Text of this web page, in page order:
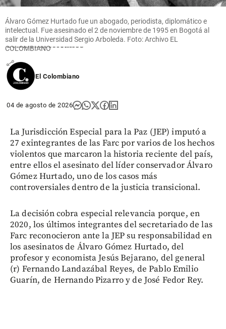
alto a dueña de las
vallas: María
Fernanda Murillo
hizo historia en
Centroamericanos
share
Álvaro Gómez Hurtado fue un abogado, periodista, diplomático e
intelectual. Fue asesinado el 2 de noviembre de 1995 en Bogotá al
salir de la Universidad Sergio Arboleda. Foto: Archivo EL
COLOMBIANO
El Colombiano
04 de agosto de 2026
La Jurisdicción Especial para la Paz (JEP) imputó a
27 exintegrantes de las Farc por varios de los hechos
violentos que marcaron la historia reciente del país,
entre ellos el asesinato del líder conservador Álvaro
Gómez Hurtado, uno de los casos más
controversiales dentro de la justicia transicional.
La decisión cobra especial relevancia porque, en
2020, los últimos integrantes del secretariado de las
Farc reconocieron ante la JEP su responsabilidad en
los asesinatos de Álvaro Gómez Hurtado, del
profesor y economista Jesús Bejarano, del general
(r) Fernando Landazábal Reyes, de Pablo Emilio
Guarín, de Hernando Pizarro y de José Fedor Rey.